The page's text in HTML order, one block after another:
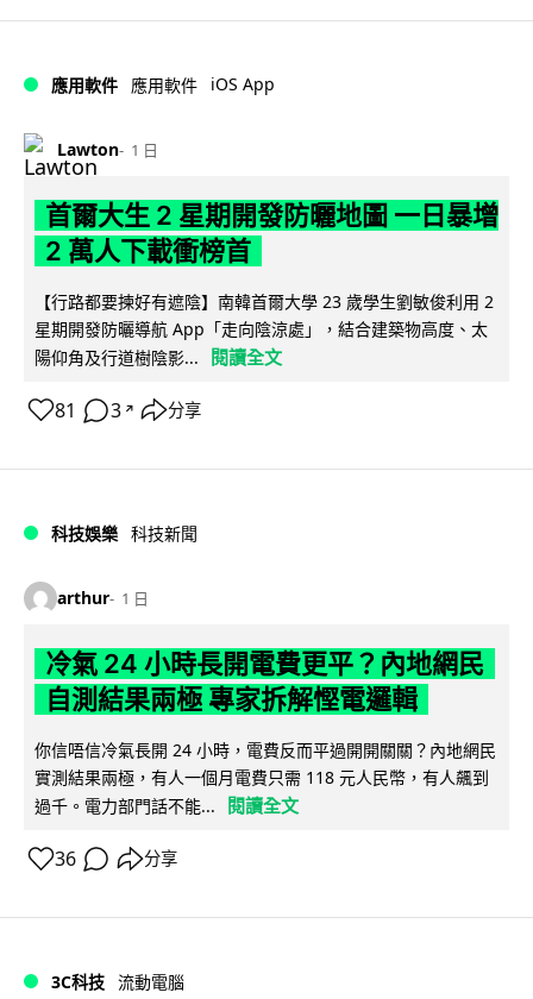
應用軟件 應用軟件 iOS App
Lawton 1 日
首爾大生 2 星期開發防曬地圖 一日暴增
2 萬人下載衝榜首
【行路都要揀好有遮陰】南韓首爾大學 23 歲學生劉敏俊利用 2
星期開發防曬導航 App「走向陰涼處」，結合建築物高度、太
陽仰角及行道樹陰影...
閱讀全文
81 3 ↗ 分享
科技娛樂 科技新聞
arthur 1 日
冷氣 24 小時長開電費更平？內地網民
自測結果兩極 專家拆解慳電邏輯
你信唔信冷氣長開 24 小時，電費反而平過開開關關？內地網民
實測結果兩極，有人一個月電費只需 118 元人民幣，有人飆到
過千。電力部門話不能...
閱讀全文
36 分享
3C科技 流動電腦